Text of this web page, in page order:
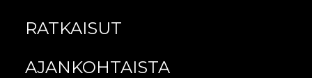
RATKAISUT
AJANKOHTAISTA